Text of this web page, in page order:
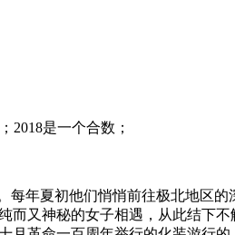
2018是一个合数；
年夏初他们悄悄前往极北地区
又神秘的女子相遇，从此结下